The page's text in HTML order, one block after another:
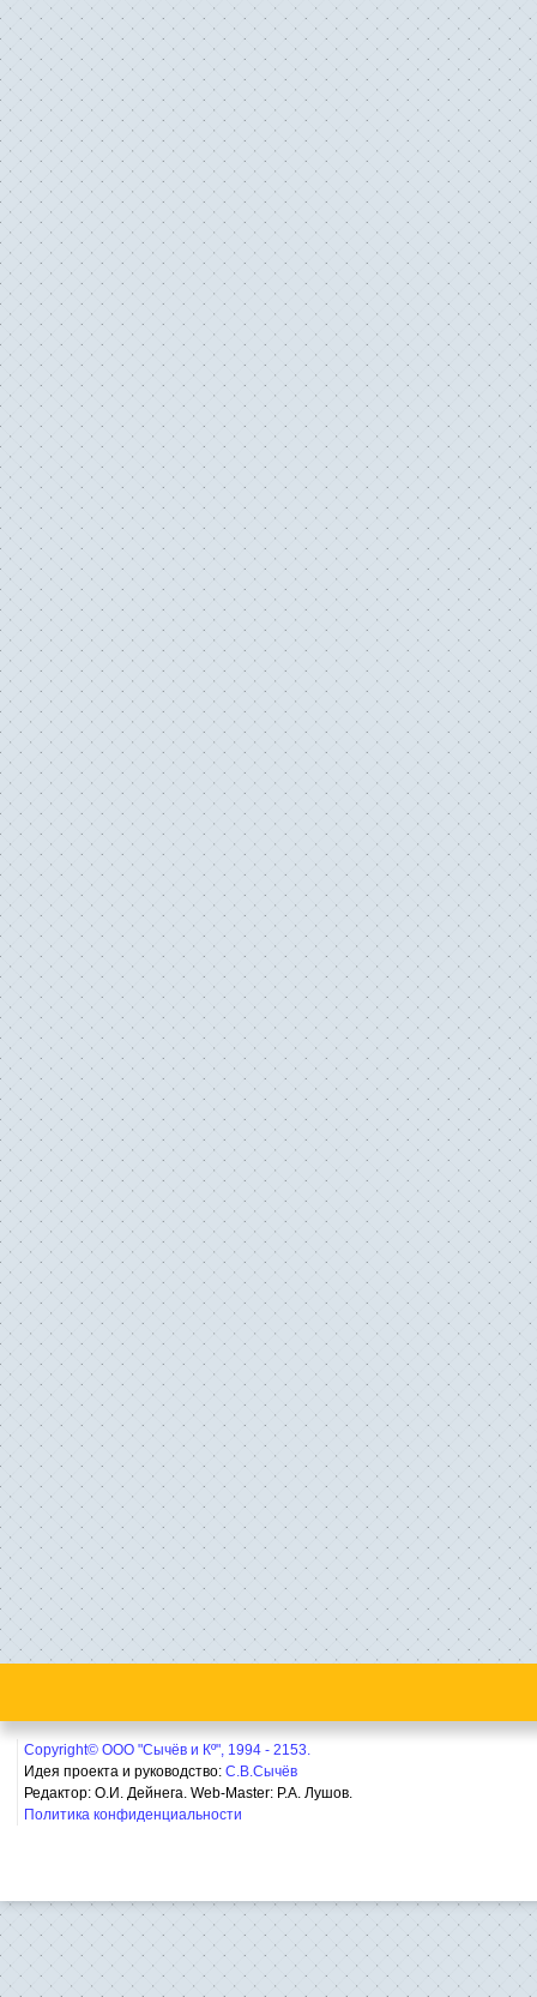
Copyright© ООО "Сычёв и Кº", 1994 - 2153.
Идея проекта и руководство: С.В.Сычёв
Редактор: О.И. Дейнега. Web-Master: Р.А. Лушов.
Политика конфиденциальности